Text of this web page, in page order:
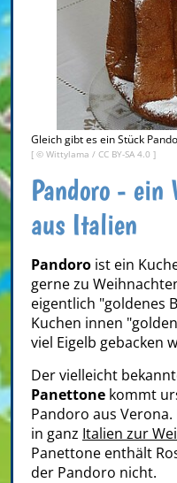
Gleich gibt es ein Stück
[ © Wittylama / CC BY-SA 4.0 ]
Pandoro - ein
aus Italien
Pandoro ist ein
gerne zu
eigentlich "goldenes
Kuchen innen
viel Eigelb gebacken
Der vielleicht
Panettone kommt
Pandoro aus
in ganz Italien zur
Panettone enthält
der Pandoro nicht.